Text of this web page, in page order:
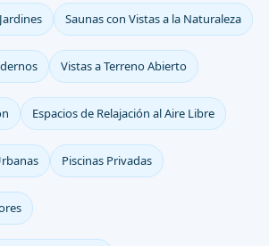
Saunas con Vistas a la Naturaleza
Vistas a Terreno Abierto
Espacios de Relajación al Aire Libre
Piscinas Privadas